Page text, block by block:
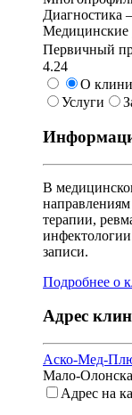
Диагностика
Первичный
4.24
О
Услуги
В
направлениям
терапии,
записи.
Подробнее о
Адрес
Аско-Мед-
Мало-
Адрес на